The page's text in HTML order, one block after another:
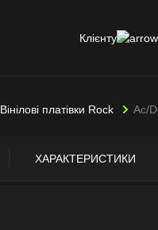
Клієнту
Вінілові платівки Rock Ac/
ХАРАКТЕРИСТИКИ